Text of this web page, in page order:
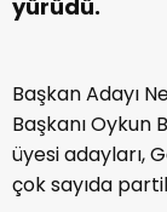
yürüdü.
Başkan Adayı
Başkanı Oykun
üyesi adayları,
çok sayıda